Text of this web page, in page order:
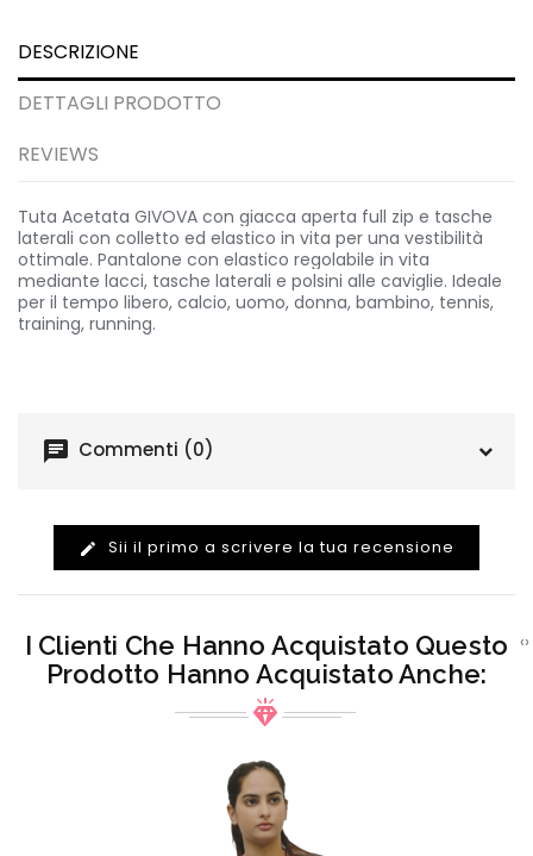
DESCRIZIONE
DETTAGLI PRODOTTO
REVIEWS
Tuta Acetata GIVOVA con giacca aperta full zip e tasche
laterali con colletto ed elastico in vita per una vestibilità
ottimale. Pantalone con elastico regolabile in vita
mediante lacci, tasche laterali e polsini alle caviglie. Ideale
per il tempo libero, calcio, uomo, donna, bambino, tennis,
training, running.
chat Commenti (0)
edit Sii il primo a scrivere la tua recensione
I Clienti Che Hanno Acquistato Questo
Prodotto Hanno Acquistato Anche:
‹›